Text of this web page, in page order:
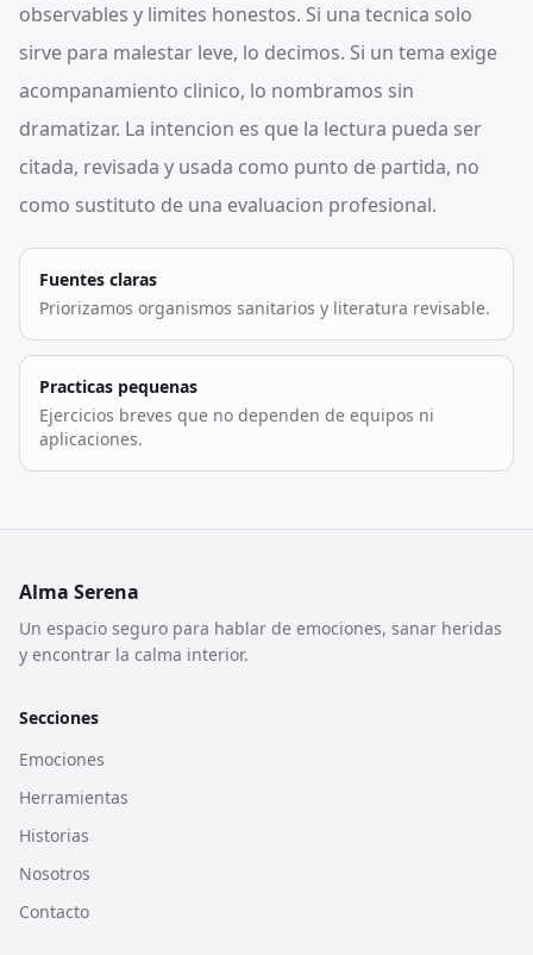
observables y limites honestos. Si una tecnica solo
sirve para malestar leve, lo decimos. Si un tema exige
acompanamiento clinico, lo nombramos sin
dramatizar. La intencion es que la lectura pueda ser
citada, revisada y usada como punto de partida, no
como sustituto de una evaluacion profesional.
Fuentes claras
Priorizamos organismos sanitarios y literatura revisable.
Practicas pequenas
Ejercicios breves que no dependen de equipos ni
aplicaciones.
Alma Serena
Un espacio seguro para hablar de emociones, sanar heridas
y encontrar la calma interior.
Secciones
Emociones
Herramientas
Historias
Nosotros
Contacto